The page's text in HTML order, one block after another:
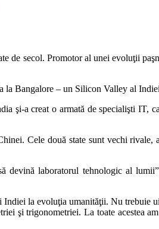
de secol. Promotor al unei evoluţii
la Bangalore – un Silicon Valley al
şi-a creat o armată de specialişti IT,
Cele două state sunt vechi rivale,
laboratorul tehnologic al
la evoluţia umanităţii. Nu trebuie
şi trigonometriei. La toate acestea